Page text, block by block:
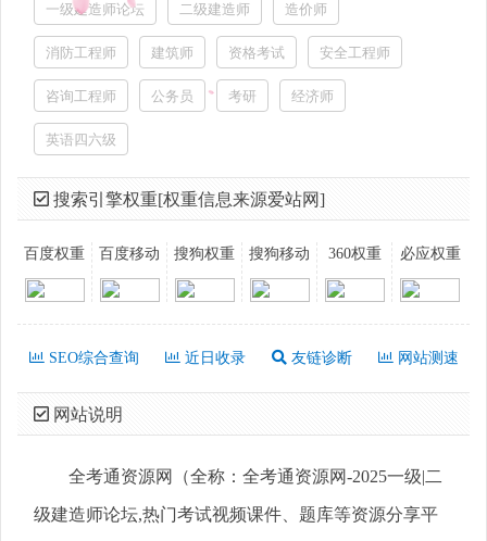
一级建造师论坛 二级建造师 造价师
消防工程师 建筑师 资格考试 安全工程师
咨询工程师 公务员 考研 经济师
英语四六级
搜索引擎权重[权重信息来源爱站网]
百度权重 百度移动 搜狗权重 搜狗移动 360权重 必应权重
SEO综合查询 近日收录 友链诊断 网站测速
网站说明
全考通资源网（全称：全考通资源网-2025一级|二
级建造师论坛,热门考试视频课件、题库等资源分享平